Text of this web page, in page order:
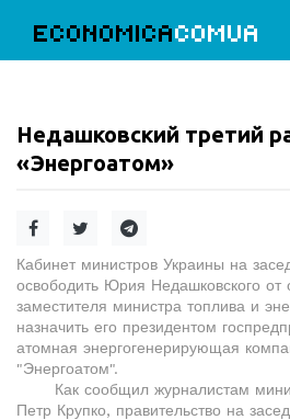
ECONOMICACOMUA
Недашковский третий
«Энергоатом»
Кабинет министров Украины на
освободить Юрия Недашковского от
заместителя министра топлива и
назначить его президентом
атомная энергогенерирующая
"Энергоатом".
Как сообщил журналистам
Петр Крупко, правительство на